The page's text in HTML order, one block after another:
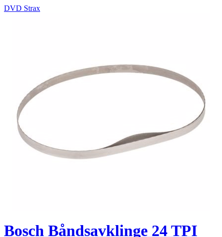
DVD Strax
Bosch Båndsavklinge 24 TPI